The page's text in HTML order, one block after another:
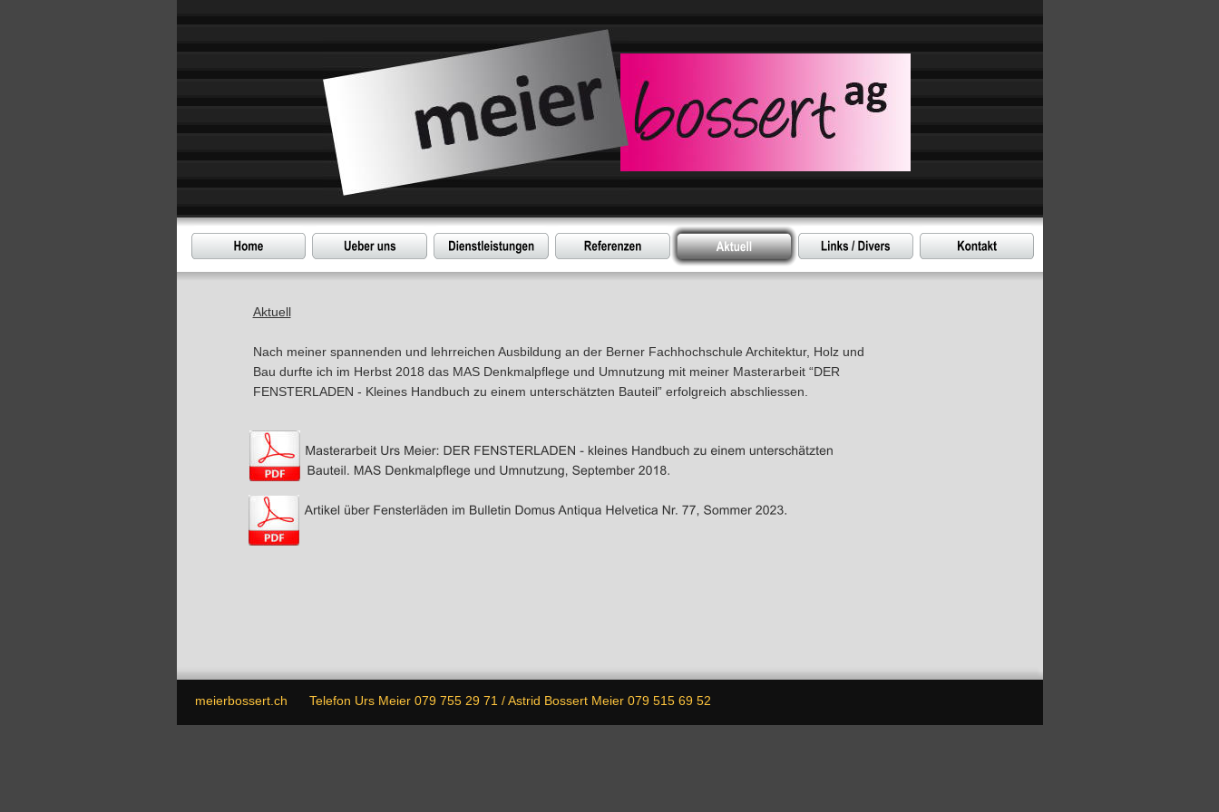
meierbossert.ch      Telefon Urs Meier 079 755 29 71 / Astrid Bossert Meier 079 515 69 52
Aktuell
Nach meiner spannenden und lehrreichen Ausbildung an der Berner Fachhochschule Architektur, Holz und
Bau durfte ich im Herbst 2018 das MAS Denkmalpflege und Umnutzung mit meiner Masterarbeit “DER
FENSTERLADEN - Kleines Handbuch zu einem unterschätzten Bauteil” erfolgreich abschliessen.